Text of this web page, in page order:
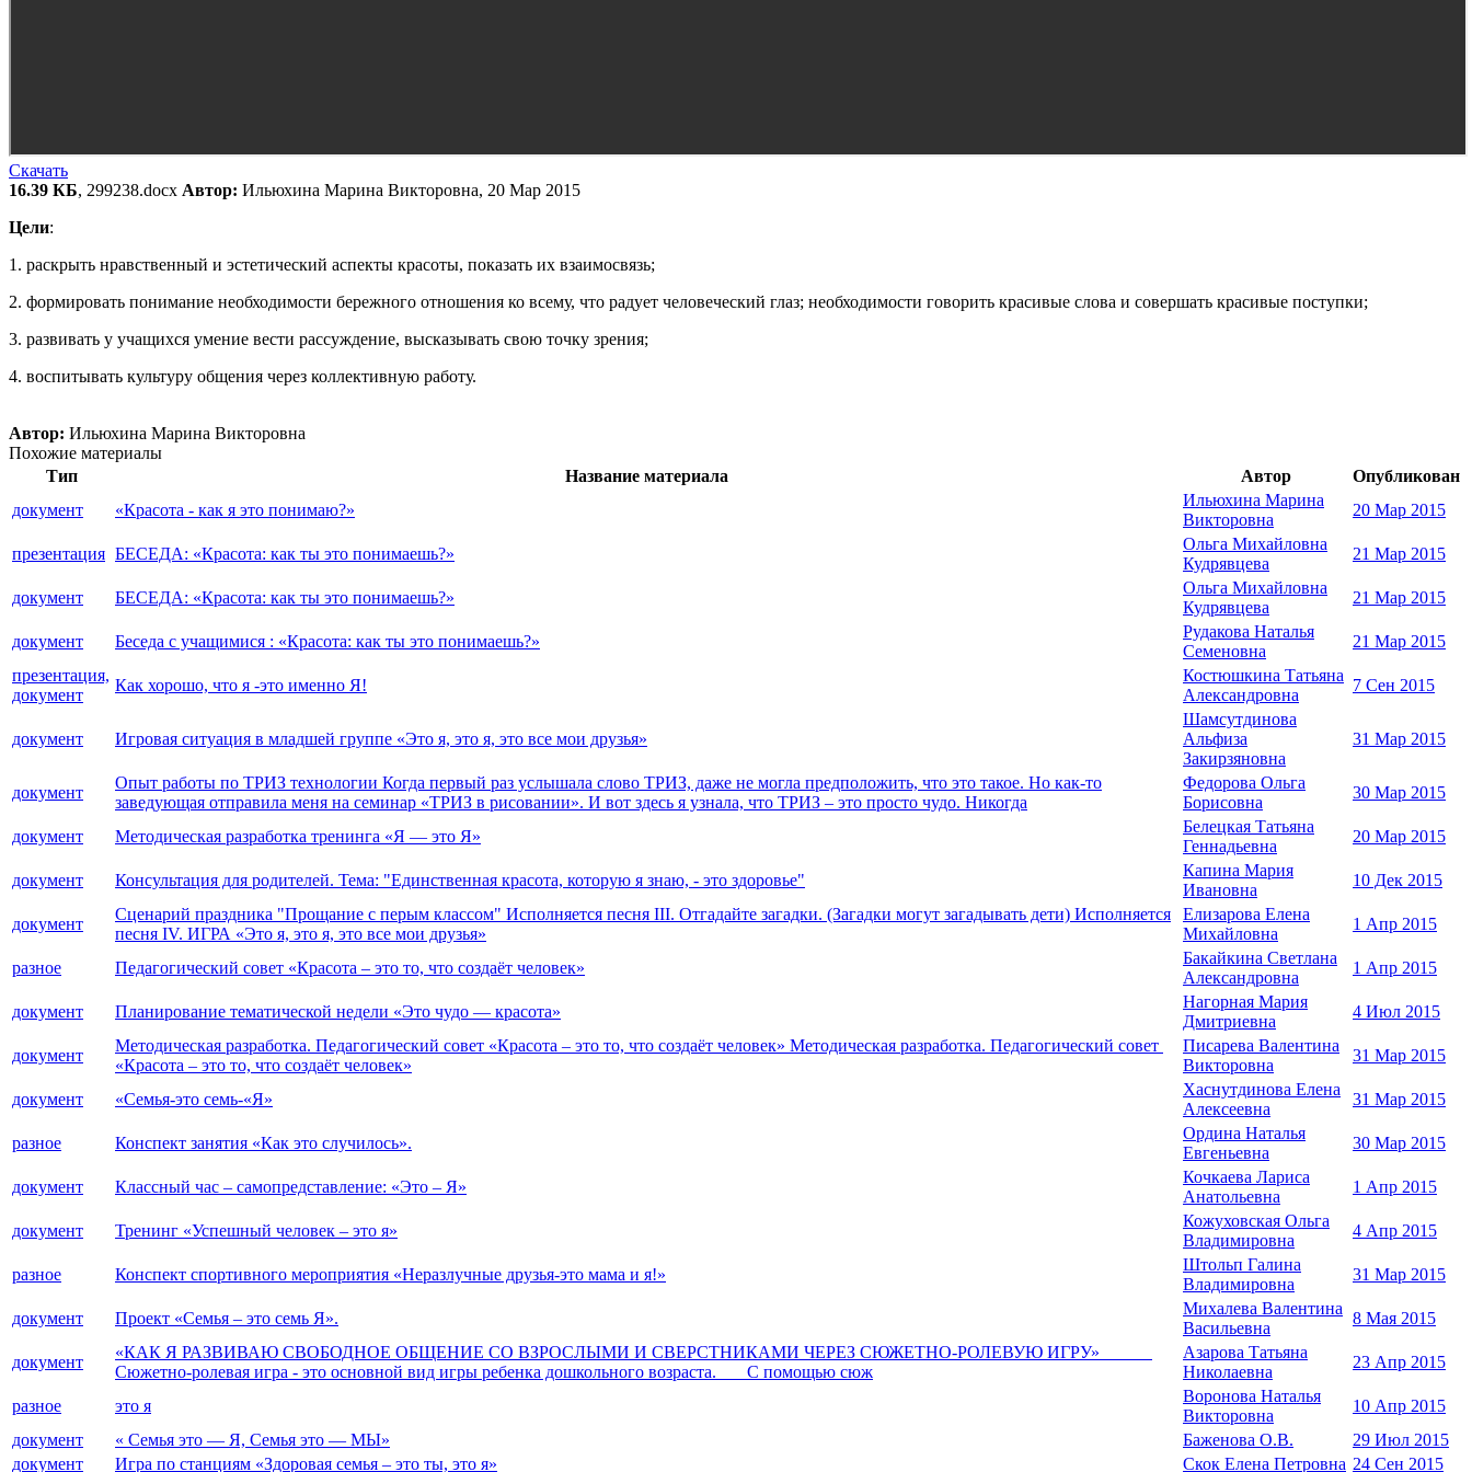
Скачать
16.39 КБ, 299238.docx Автор: Ильюхина Марина Викторовна, 20 Мар 2015
Цели:
1. раскрыть нравственный и эстетический аспекты красоты, показать их взаимосвязь;
2. формировать понимание необходимости бережного отношения ко всему, что радует человеческий глаз; необходимости говорить красивые слова и совершать красивые поступки;
3. развивать у учащихся умение вести рассуждение, высказывать свою точку зрения;
4. воспитывать культуру общения через коллективную работу.
Автор: Ильюхина Марина Викторовна
Похожие материалы
Тип
Название материала Автор
Опубликован
документ
«Красота - как я это понимаю?»
Ильюхина Марина
Викторовна
20 Мар 2015
презентация БЕСЕДА: «Красота: как ты это понимаешь?»
Ольга Михайловна
Кудрявцева
21 Мар 2015
документ БЕСЕДА: «Красота: как ты это понимаешь?»
Ольга Михайловна
Кудрявцева
21 Мар 2015
документ Беседа с учащимися : «Красота: как ты это понимаешь?»
Рудакова Наталья
Семеновна
21 Мар 2015
презентация,
документ
Как хорошо, что я -это именно Я!
Костюшкина Татьяна
Александровна
7 Сен 2015
документ Игровая ситуация в младшей группе «Это я, это я, это все мои друзья»
Шамсутдинова
Альфиза
Закирзяновна
31 Мар 2015
документ
Опыт работы по ТРИЗ технологии Когда первый раз услышала слово ТРИЗ, даже не могла предположить, что это такое. Но как-то
заведующая отправила меня на семинар «ТРИЗ в рисовании». И вот здесь я узнала, что ТРИЗ – это просто чудо. Никогда
Федорова Ольга
Борисовна
30 Мар 2015
документ Методическая разработка тренинга «Я — это Я»
Белецкая Татьяна
Геннадьевна
20 Мар 2015
документ Консультация для родителей. Тема: "Единственная красота, которую я знаю, - это здоровье"
Капина Мария
Ивановна
10 Дек 2015
документ
Сценарий праздника "Прощание с перым классом" Исполняется песня III. Отгадайте загадки. (Загадки могут загадывать дети) Исполняется
песня IV. ИГРА «Это я, это я, это все мои друзья»
Елизарова Елена
Михайловна
1 Апр 2015
разное Педагогический совет «Красота – это то, что создаёт человек»
Бакайкина Светлана
Александровна
1 Апр 2015
документ Планирование тематической недели «Это чудо — красота»
Нагорная Мария
Дмитриевна
4 Июл 2015
документ
Методическая разработка. Педагогический совет «Красота – это то, что создаёт человек» Методическая разработка. Педагогический совет
«Красота – это то, что создаёт человек»
Писарева Валентина
Викторовна
31 Мар 2015
документ «Семья-это семь-«Я»
Хаснутдинова Елена
Алексеевна
31 Мар 2015
разное Конспект занятия «Как это случилось».
Ордина Наталья
Евгеньевна
30 Мар 2015
документ Классный час – самопредставление: «Это – Я»
Кочкаева Лариса
Анатольевна
1 Апр 2015
документ Тренинг «Успешный человек – это я»
Кожуховская Ольга
Владимировна
4 Апр 2015
разное Конспект спортивного мероприятия «Неразлучные друзья-это мама и я!»
Штольп Галина
Владимировна
31 Мар 2015
документ Проект «Семья – это семь Я».
Михалева Валентина
Васильевна
8 Мая 2015
документ
«КАК Я РАЗВИВАЮ СВОБОДНОЕ ОБЩЕНИЕ СО ВЗРОСЛЫМИ И СВЕРСТНИКАМИ ЧЕРЕЗ СЮЖЕТНО-РОЛЕВУЮ ИГРУ»
Сюжетно-ролевая игра - это основной вид игры ребенка дошкольного возраста. С помощью сюж
Азарова Татьяна
Николаевна
23 Апр 2015
разное это я
Воронова Наталья
Викторовна
10 Апр 2015
документ
« Семья это — Я, Семья это — МЫ» Баженова О.В.
29 Июл 2015
документ
Игра по станциям «Здоровая семья – это ты, это я» Скок Елена Петровна 24 Сен 2015